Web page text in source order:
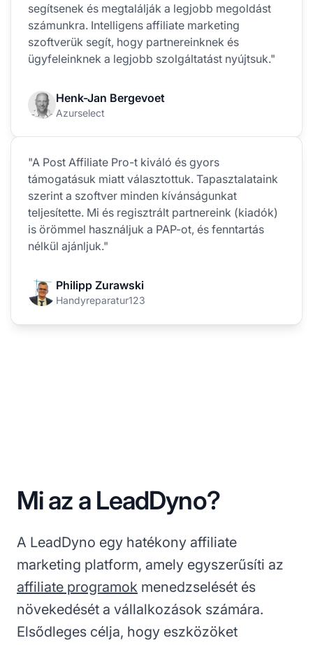
segítsenek és megtalálják a legjobb megoldást
számunkra. Intelligens affiliate marketing
szoftverük segít, hogy partnereinknek és
ügyfeleinknek a legjobb szolgáltatást nyújtsuk."
Henk-Jan Bergevoet
Azurselect
"A Post Affiliate Pro-t kiváló és gyors
támogatásuk miatt választottuk. Tapasztalataink
szerint a szoftver minden kívánságunkat
teljesítette. Mi és regisztrált partnereink (kiadók)
is örömmel használjuk a PAP-ot, és fenntartás
nélkül ajánljuk."
Philipp Zurawski
Handyreparatur123
Mi az a LeadDyno?
A LeadDyno egy hatékony affiliate
marketing platform, amely egyszerűsíti az
affiliate programok menedzselését és
növekedését a vállalkozások számára.
Elsődleges célja, hogy eszközöket